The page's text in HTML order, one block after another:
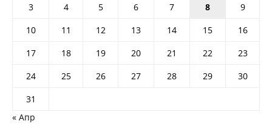
3
4 5 6 7 8
9
10
11 12 13 14 15
16
17
18 19 20 21 22
23
24
25 26 27 28 29
30
31
« Апр